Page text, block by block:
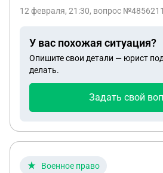
дом скорее всего оформлен на
12 февраля, 21:30, вопрос
У вас похожая ситуация?
Опишите свои детали — юрист
делать.
Задать свой
Военное право